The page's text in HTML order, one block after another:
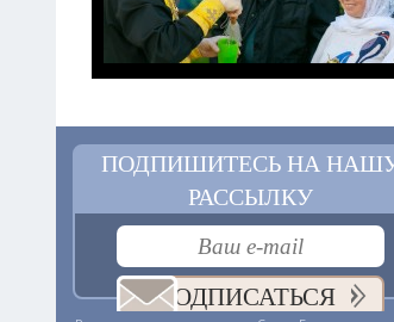
ПОДПИШИТЕСЬ НА
РАССЫЛКУ
ПОДПИСАТЬСЯ